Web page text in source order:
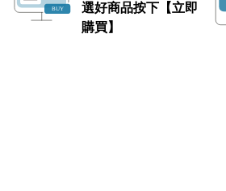
選好商品按下【立即
購買】